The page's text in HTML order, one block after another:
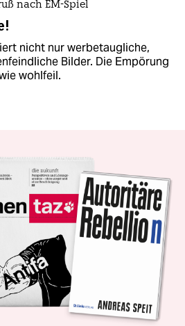
nach EM-Spiel
nicht nur werbetaugliche,
Bilder. Die Empörung
wohlfeil.